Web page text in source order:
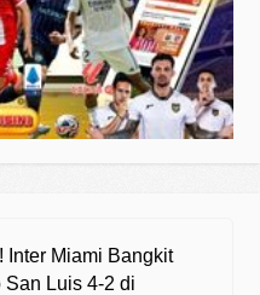
Inter Miami Bangkit
San Luis 4-2 di